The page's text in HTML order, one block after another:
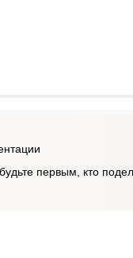
первым, кто